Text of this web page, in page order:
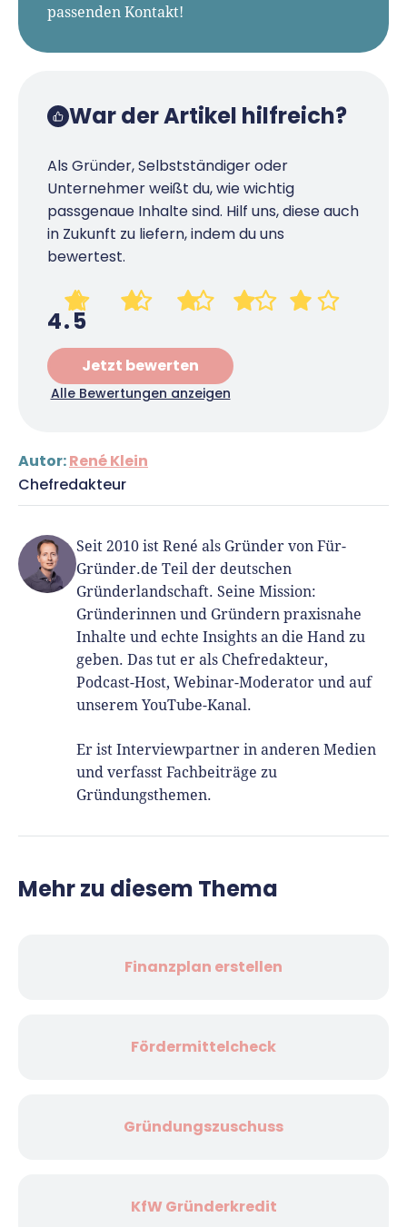
passenden Kontakt!
War der Artikel hilfreich?
Als Gründer, Selbstständiger oder
Unternehmer weißt du, wie wichtig
passgenaue Inhalte sind. Hilf uns, diese auch
in Zukunft zu liefern, indem du uns
bewertest.
4.5
Jetzt bewerten
Alle Bewertungen anzeigen
Autor:René Klein
Chefredakteur
Seit 2010 ist René als Gründer von Für-
Gründer.de Teil der deutschen
Gründerlandschaft. Seine Mission:
Gründerinnen und Gründern praxisnahe
Inhalte und echte Insights an die Hand zu
geben. Das tut er als Chefredakteur,
Podcast-Host, Webinar-Moderator und auf
unserem YouTube-Kanal.
Er ist Interviewpartner in anderen Medien
und verfasst Fachbeiträge zu
Gründungsthemen.
Mehr zu diesem Thema
Finanzplan erstellen
Fördermittelcheck
Gründungszuschuss
KfW Gründerkredit